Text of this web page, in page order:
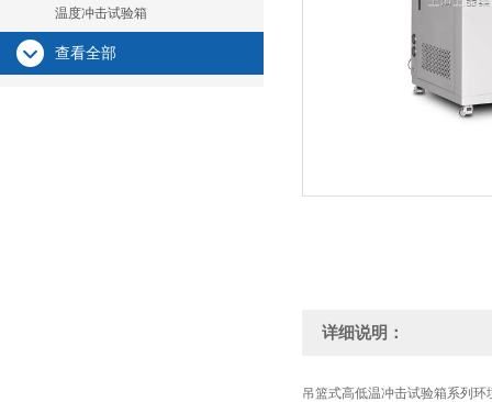
温度冲击试验箱
查看全部
详细说明：
吊篮式高低温冲击试验箱系列